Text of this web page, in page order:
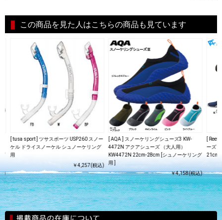
この商品を見た人はこちらの商品も見ています
)
[ tusa sport ] ツサスポーツ USP260 スノー
ケル ドライスノーケル シュノーケリング
用
￥4,257(税込)
[ AQA ] スノーケリングシューズ3 KW-
4472N アクアシューズ （大人用）
KW4472N 22cm-28cm [シュノーケリング
用 ]
￥4,158(税込)
[
ーズ
21cm-